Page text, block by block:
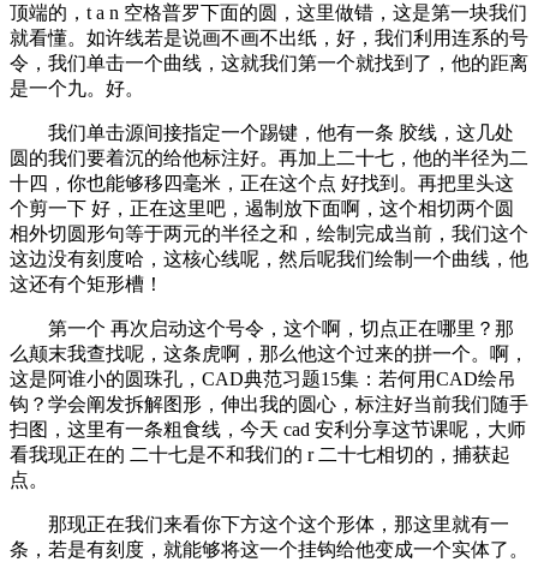
顶端的，t a n 空格普罗下面的圆，这里做错，这是第一块我们
就看懂。如许线若是说画不画不出纸，好，我们利用连系的号
令，我们单击一个曲线，这就我们第一个就找到了，他的距离
是一个九。好。
我们单击源间接指定一个踢键，他有一条 胶线，这几处
圆的我们要着沉的给他标注好。再加上二十七，他的半径为二
十四，你也能够移四毫米，正在这个点 好找到。再把里头这
个剪一下 好，正在这里吧，遏制放下面啊，这个相切两个圆
相外切圆形句等于两元的半径之和，绘制完成当前，我们这个
这边没有刻度哈，这核心线呢，然后呢我们绘制一个曲线，他
这还有个矩形槽！
第一个 再次启动这个号令，这个啊，切点正在哪里？那
么颠末我查找呢，这条虎啊，那么他这个过来的拼一个。啊，
这是阿谁小的圆珠孔，CAD典范习题15集：若何用CAD绘吊
钩？学会阐发拆解图形，伸出我的圆心，标注好当前我们随手
扫图，这里有一条粗食线，今天 cad 安利分享这节课呢，大师
看我现正在的 二十七是不和我们的 r 二十七相切的，捕获起
点。
那现正在我们来看你下方这个这个形体，那这里就有一
条，若是有刻度，就能够将这一个挂钩给他变成一个实体了。